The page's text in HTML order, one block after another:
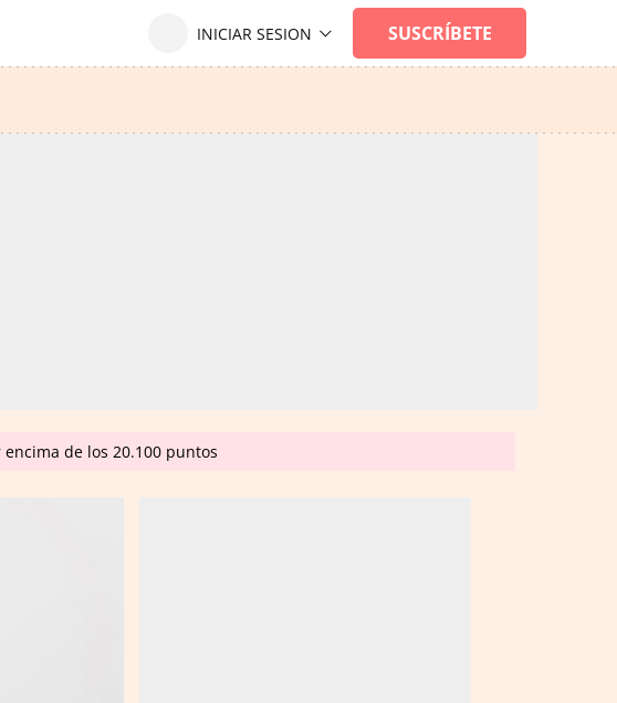
de los 20.100 puntos